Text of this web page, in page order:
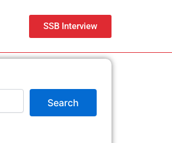
SSB Interview
Search